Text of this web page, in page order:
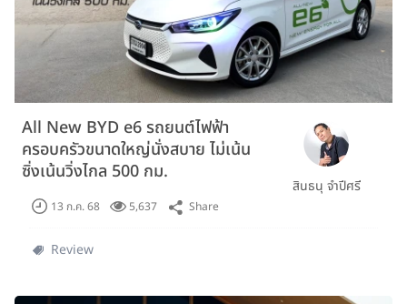
All New BYD e6 รถยนต์ไฟฟ้า
ครอบครัวขนาดใหญ่นั่งสบาย ไม่เน้น
ซิ่งเน้นวิ่งไกล 500 กม.
สินธนุ จำปีศรี
13 ก.ค. 68 5,637 Share
Review